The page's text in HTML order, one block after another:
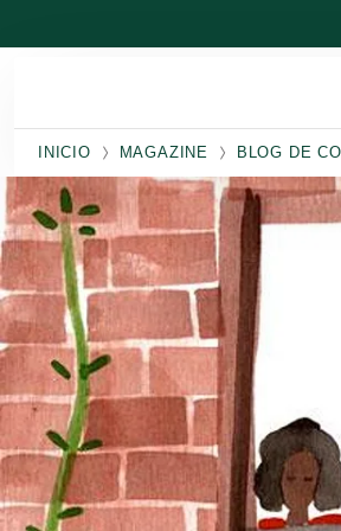
INICIO MAGAZINE BLOG DE